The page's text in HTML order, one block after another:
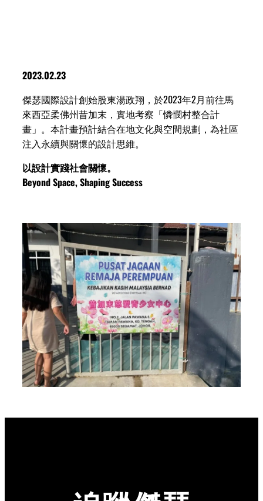
2023.02.23
傑瑟國際設計創始股東湯政翔，於2023年2月前往馬
來西亞柔佛州昔加末，實地考察「憐憫村整合計
畫」。本計畫預計結合在地文化與空間規劃，為社區
注入永續與關懷的設計思維。
以設計實踐社會關懷。
Beyond Space, Shaping Success